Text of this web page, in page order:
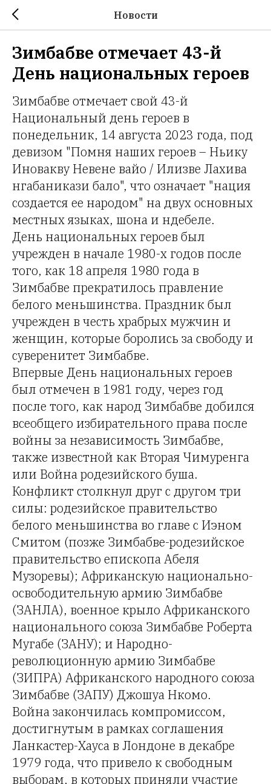
Новости
Зимбабве отмечает 43-й
День национальных героев
Зимбабве отмечает свой 43-й
Национальный день героев в
понедельник, 14 августа 2023 года, под
девизом "Помня наших героев – Ньику
Иновакву Невене вайо / Илизве Лахива
нгабаникази бало", что означает "нация
создается ее народом" на двух основных
местных языках, шона и ндебеле.
День национальных героев был
учрежден в начале 1980-х годов после
того, как 18 апреля 1980 года в
Зимбабве прекратилось правление
белого меньшинства. Праздник был
учрежден в честь храбрых мужчин и
женщин, которые боролись за свободу и
суверенитет Зимбабве.
Впервые День национальных героев
был отмечен в 1981 году, через год
после того, как народ Зимбабве добился
всеобщего избирательного права после
войны за независимость Зимбабве,
также известной как Вторая Чимуренга
или Война родезийского буша.
Конфликт столкнул друг с другом три
силы: родезийское правительство
белого меньшинства во главе с Иэном
Смитом (позже Зимбабве-родезийское
правительство епископа Абеля
Музоревы); Африканскую национально-
освободительную армию Зимбабве
(ЗАНЛА), военное крыло Африканского
национального союза Зимбабве Роберта
Мугабе (ЗАНУ); и Народно-
революционную армию Зимбабве
(ЗИПРА) Африканского народного союза
Зимбабве (ЗАПУ) Джошуа Нкомо.
Война закончилась компромиссом,
достигнутым в рамках соглашения
Ланкастер-Хауса в Лондоне в декабре
1979 года, что привело к свободным
выборам, в которых приняли участие